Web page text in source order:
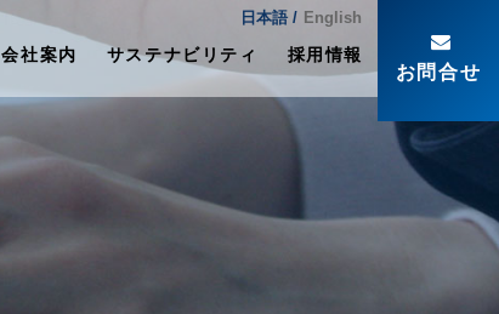
会社案内 サステナビリティ 採用情報
日本語 / English
お問合せ